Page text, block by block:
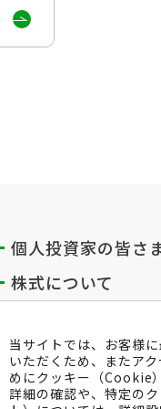
個人投資家の皆さ
株式について
メールマガジン
当サイトでは、お客様
いただくため、またア
めにクッキー（Cookie
詳細の確認や、特定の